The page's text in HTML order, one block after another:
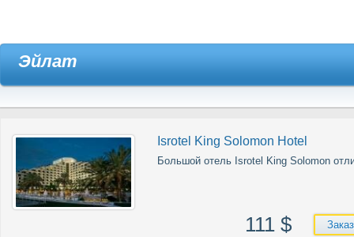
Эйлат
Isrotel King Solomon Hotel
Большой отель Isrotel King Solomon
111 $